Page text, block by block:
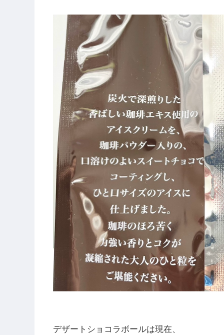
デザートショコラボールは現在、